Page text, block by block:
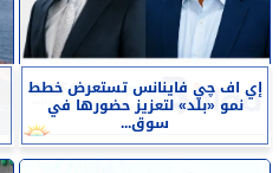
إي اف چي فاينانس تستعرض خطط
نمو «بلد» لتعزيز حضورها في
سوق...